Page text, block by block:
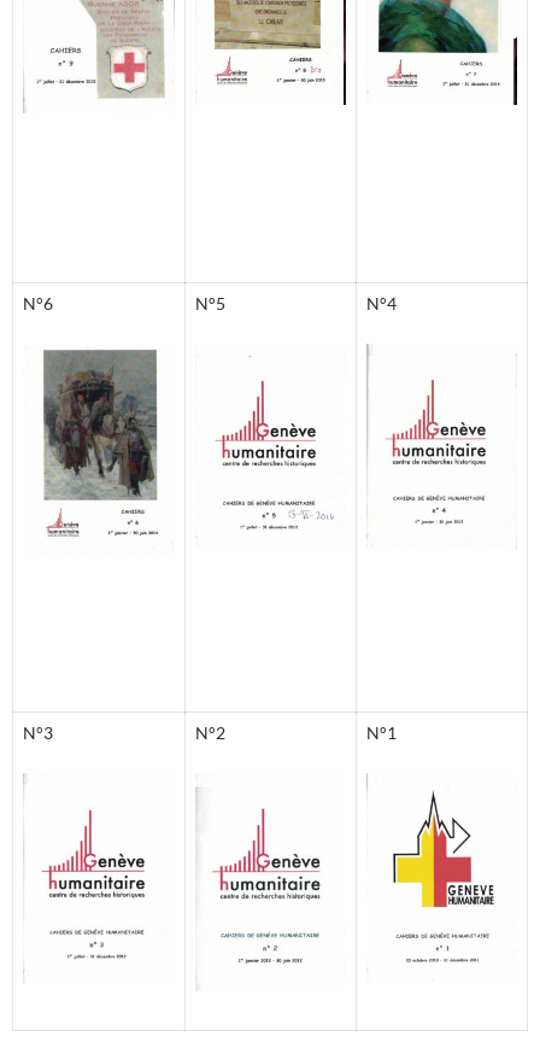
N°6 N°5 N°4
N°3 N°2 N°1